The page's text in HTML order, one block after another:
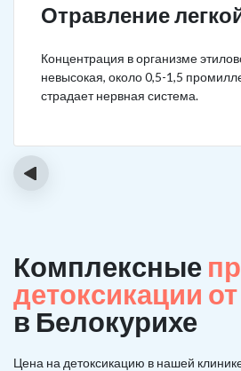
Отравление
Концентрация в организме
невысокая, около 0,5-1,5
страдает нервная система.
‹
Комплексные
детоксикации
в Белокурихе
Цена на детоксикацию в нашей